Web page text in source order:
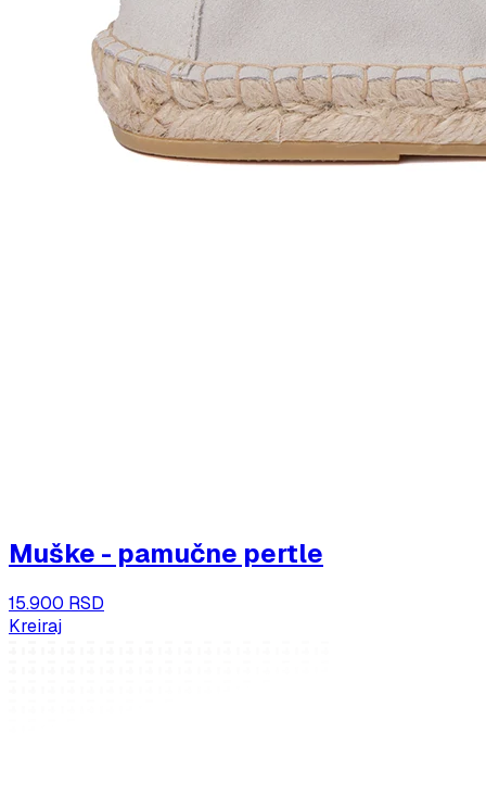
Muške - pamučne pertle
15.900 RSD
Kreiraj